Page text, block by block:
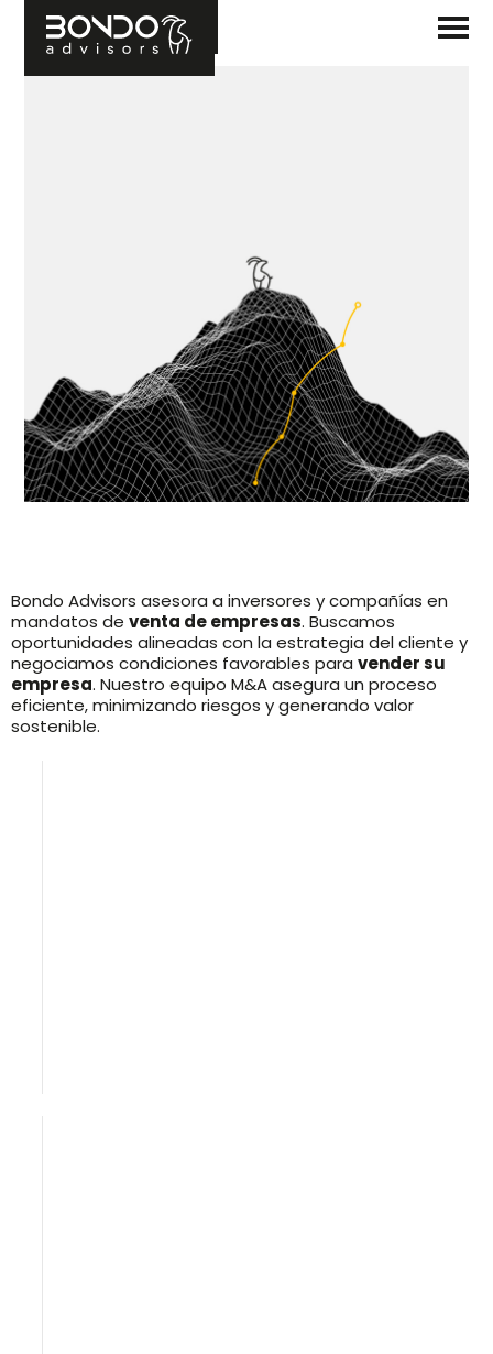
Bondo Advisors asesora a inversores y compañías en
mandatos de venta de empresas. Buscamos
oportunidades alineadas con la estrategia del cliente y
negociamos condiciones favorables para vendersu
empresa. Nuestro equipo M&A asegura un proceso
eficiente, minimizando riesgos y generando valor
sostenible.